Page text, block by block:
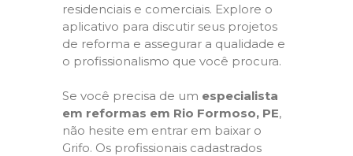
residenciais e comerciais. Explore o
aplicativo para discutir seus projetos
de reforma e assegurar a qualidade e
o profissionalismo que você procura.
Se você precisa de um especialista
em reformas em Rio Formoso, PE,
não hesite em entrar em baixar o
Grifo. Os profissionais cadastrados